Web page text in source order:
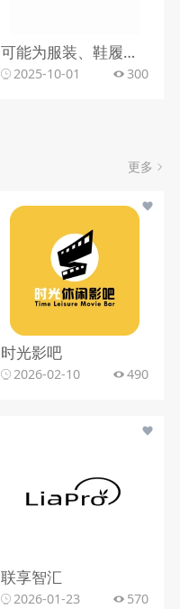
可能为服装、鞋履等时尚行业
2025-10-01 300
更多
时光影吧
2026-02-10 490
联享智汇
2026-01-23 570